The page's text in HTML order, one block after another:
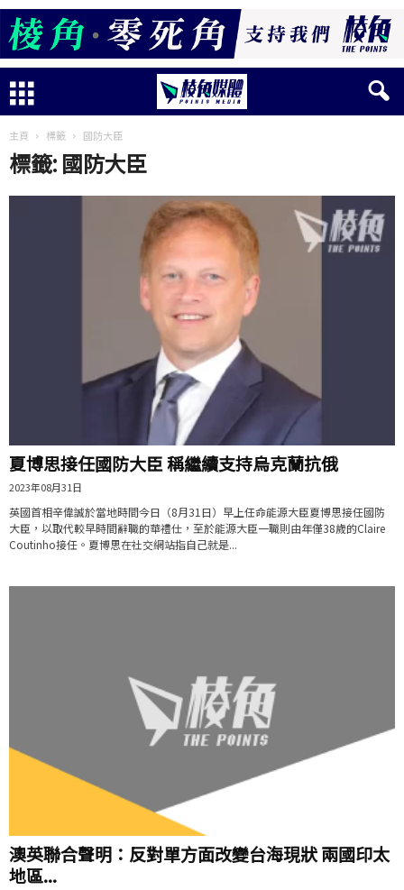
主頁 標籤 國防大臣
標籤: 國防大臣
夏博思接任國防大臣 稱繼續支持烏克蘭抗俄
2023年08月31日
英國首相辛偉誠於當地時間今日（8月31日）早上任命能源大臣夏博思接任國防
大臣，以取代較早時間辭職的華禮仕，至於能源大臣一職則由年僅38歲的Claire
Coutinho接任。夏博思在社交網站指自己就是...
澳英聯合聲明：反對單方面改變台海現狀 兩國印太
地區...